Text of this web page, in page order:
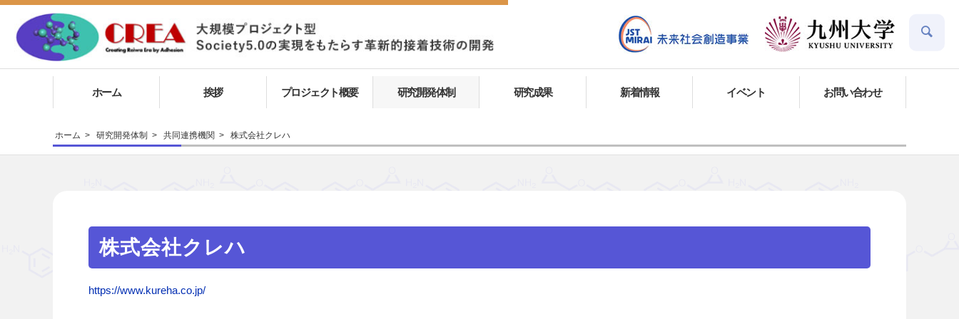
ホーム 挨拶 プロジェクト概要 研究開発体制 研究成果 新着情報 イベント お問い合わせ
ホーム > 研究開発体制 > 共同連携機関 > 株式会社クレハ
株式会社クレハ
https://www.kureha.co.jp/